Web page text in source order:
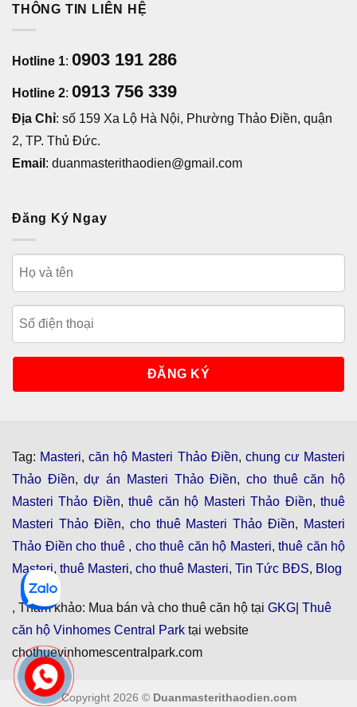
THÔNG TIN LIÊN HỆ
Hotline 1: 0903 191 286
Hotline 2: 0913 756 339
Địa Chỉ: số 159 Xa Lộ Hà Nội, Phường Thảo Điền, quận
2, TP. Thủ Đức.
Email : duanmasterithaodien@gmail.com
Đăng Ký Ngay
Tag: Masteri,căn hộ Masteri Thảo Điền, chung cư Masteri
Thảo Điền,dự án Masteri Thảo Điền, cho thuê căn hộ
Masteri Thảo Điền,thuê căn hộ Masteri Thảo Điền,thuê
Masteri Thảo Điền, cho thuê Masteri Thảo Điền, Masteri
Thảo Điền cho thuê , cho thuê căn hộ Masteri, thuê căn hộ
Masteri, thuê Masteri, cho thuê Masteri, Tin Tức BĐS, Blog
, Tham khảo: Mua bán và cho thuê căn hộ tại GKG Thuê
căn hộ Vinhomes Central Park tại website
chothuevinhomescentralpark.com
Copyright 2026 © Duanmasterithaodien.com